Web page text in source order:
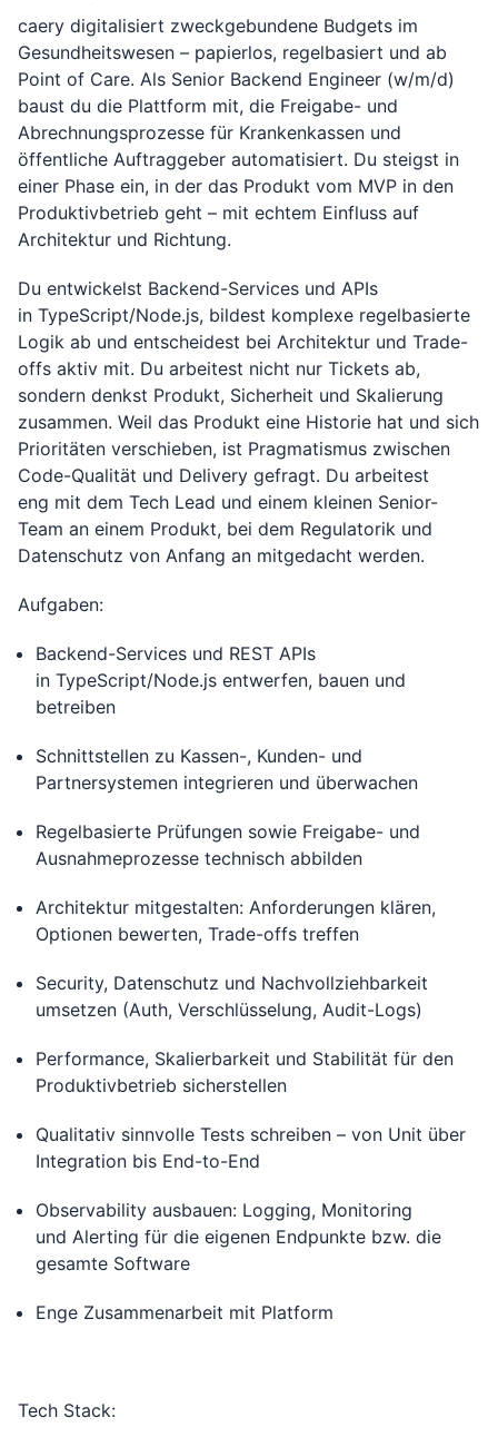
caery digitalisiert zweckgebundene Budgets im
Gesundheitswesen – papierlos, regelbasiert und ab
Point of Care. Als Senior Backend Engineer (w/m/d)
baust du die Plattform mit, die Freigabe- und
Abrechnungsprozesse für Krankenkassen und
öffentliche Auftraggeber automatisiert. Du steigst in
einer Phase ein, in der das Produkt vom MVP in den
Produktivbetrieb geht – mit echtem Einfluss auf
Architektur und Richtung.
Du entwickelst Backend-Services und APIs
in TypeScript/Node.js, bildest komplexe regelbasierte
Logik ab und entscheidest bei Architektur und Trade-
offs aktiv mit. Du arbeitest nicht nur Tickets ab,
sondern denkst Produkt, Sicherheit und Skalierung
zusammen. Weil das Produkt eine Historie hat und sich
Prioritäten verschieben, ist Pragmatismus zwischen
Code-Qualität und Delivery gefragt. Du arbeitest
eng mit dem Tech Lead und einem kleinen Senior-
Team an einem Produkt, bei dem Regulatorik und
Datenschutz von Anfang an mitgedacht werden.
Aufgaben:
Backend-Services und REST APIs
in TypeScript/Node.js entwerfen, bauen und
betreiben
Schnittstellen zu Kassen-, Kunden- und
Partnersystemen integrieren und überwachen
Regelbasierte Prüfungen sowie Freigabe- und
Ausnahmeprozesse technisch abbilden
Architektur mitgestalten: Anforderungen klären,
Optionen bewerten, Trade-offs treffen
Security, Datenschutz und Nachvollziehbarkeit
umsetzen (Auth, Verschlüsselung, Audit-Logs)
Performance, Skalierbarkeit und Stabilität für den
Produktivbetrieb sicherstellen
Qualitativ sinnvolle Tests schreiben – von Unit über
Integration bis End-to-End
Observability ausbauen: Logging, Monitoring
und Alerting für die eigenen Endpunkte bzw. die
gesamte Software
Enge Zusammenarbeit mit Platform
Tech Stack: